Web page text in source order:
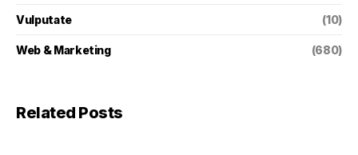
Vulputate (10)
Web & Marketing (680)
Related Posts